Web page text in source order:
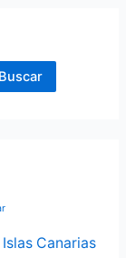
Buscar
Canarias